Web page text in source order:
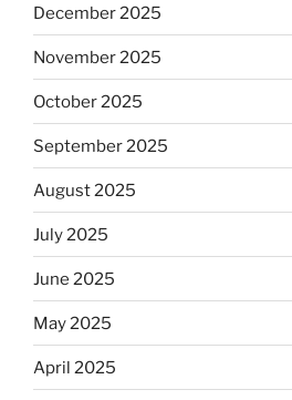
December 2025
November 2025
October 2025
September 2025
August 2025
July 2025
June 2025
May 2025
April 2025